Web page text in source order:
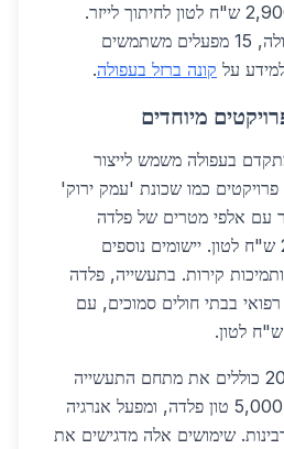
גבוה, עם מחירים של 2,900 ש"ח לטון לחיתוך לייזר.
באזור התעשייה של עפולה, 15 מפעלים משתמשים
על קונה ברזל בעפולה.
מיוחדים
בעפולה משמש לייצור
כמו שכונת 'עמק ירוק'
דיור עם אלפי מטרים של פלדה
מעובדת, בעלות 2,200 ש"ח לטון. יישומים נוספים
קירות. בתעשייה, פלדה
בבתי חולים סמוכים, עם
פרויקטים גדולים ב-2026 כוללים את מתחם התעשייה
החדש בעפולה, הדורש 5,000 טון פלדה, ומפעל אנרגיה
שימושים אלה מדגישים את